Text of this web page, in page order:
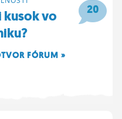
20
kusok vo
FÓRUM »